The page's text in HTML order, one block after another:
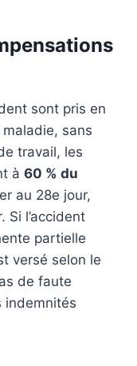
sont pris en
maladie, sans
travail, les
à 60 % du
au 28e jour,
Si l’accident
partielle
versé selon le
de faute
indemnités